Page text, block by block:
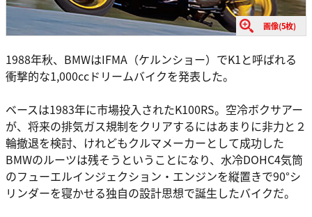
画像(5枚)
1988年秋、BMWはIFMA（ケルンショー）でK1と呼ばれる
衝撃的な1,000ccドリームバイクを発表した。
ベースは1983年に市場投入されたK100RS。空冷ボクサアー
が、将来の排気ガス規制をクリアするにはあまりに非力と２
輪撤退を検討、けれどもクルマメーカーとして成功した
BMWのルーツは残そうということになり、水冷DOHC4気筒
のフューエルインジェクション・エンジンを縦置きで90°シ
リンダーを寝かせる独自の設計思想で誕生したバイクだ。